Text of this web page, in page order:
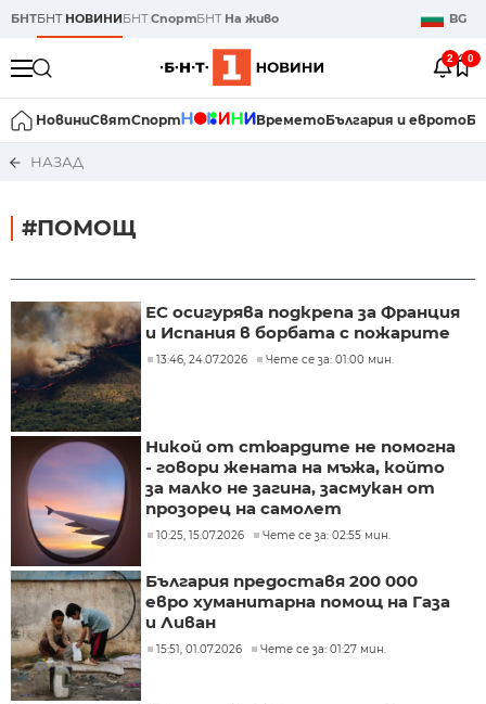
БНТБНТ НОВИНИБНТСпортБНТ На живо BG
2 0
НовиниСвятСпорт ВреметоБългария и еврото
НАЗАД
#ПОМОЩ
ЕС осигурява подкрепа за Франция
и Испания в борбата с пожарите
13:46, 24.07.2026 Чете се за: 01:00 мин.
Никой от стюардите не помогна
- говори жената на мъжа, който
за малко не загина, засмукан от
прозорец на самолет
10:25, 15.07.2026 Чете се за: 02:55 мин.
България предоставя 200 000
евро хуманитарна помощ на Газа
и Ливан
15:51, 01.07.2026 Чете се за: 01:27 мин.